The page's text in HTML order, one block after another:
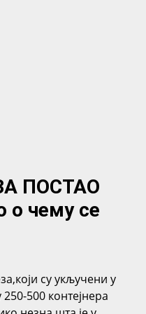
ПОСТАО
о чему се
су укључени у
500 контејнера